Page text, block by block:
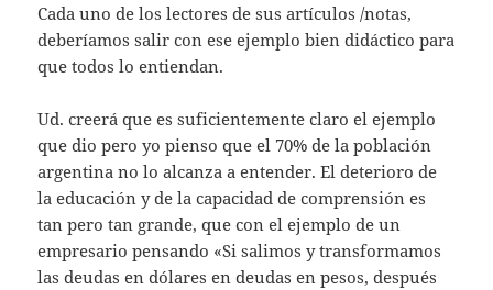
Cada uno de los lectores de sus artículos /notas,
deberíamos salir con ese ejemplo bien didáctico para
que todos lo entiendan.
Ud. creerá que es suficientemente claro el ejemplo
que dio pero yo pienso que el 70% de la población
argentina no lo alcanza a entender. El deterioro de
la educación y de la capacidad de comprensión es
tan pero tan grande, que con el ejemplo de un
empresario pensando «Si salimos y transformamos
las deudas en dólares en deudas en pesos, después